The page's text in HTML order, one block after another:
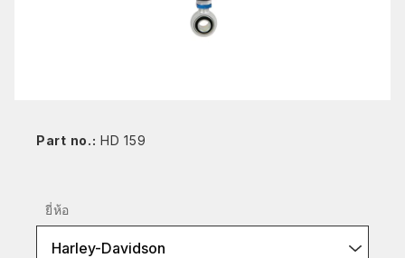
Part no.: HD 159
ยี่ห้อ
Harley-Davidson